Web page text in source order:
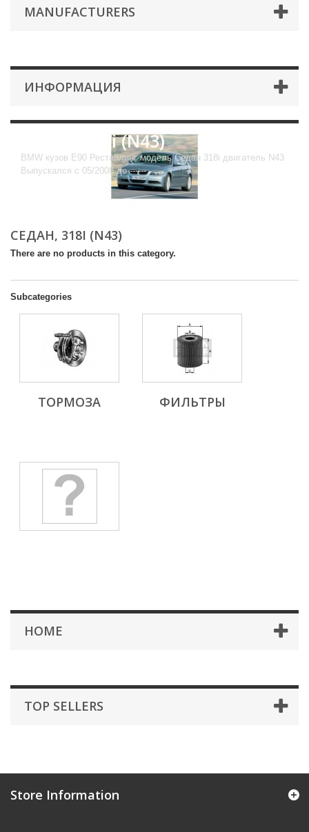
MANUFACTURERS
ИНФОРМАЦИЯ
Седан, 318i (N43)
BMW кузов E90 Рестайлинг модель Седан 318i двигатель N43
Выпускался с 05/2008 до ------
СЕДАН, 318I (N43)
There are no products in this category.
Subcategories
ТОРМОЗА ФИЛЬТРЫ
HOME
TOP SELLERS
Store Information